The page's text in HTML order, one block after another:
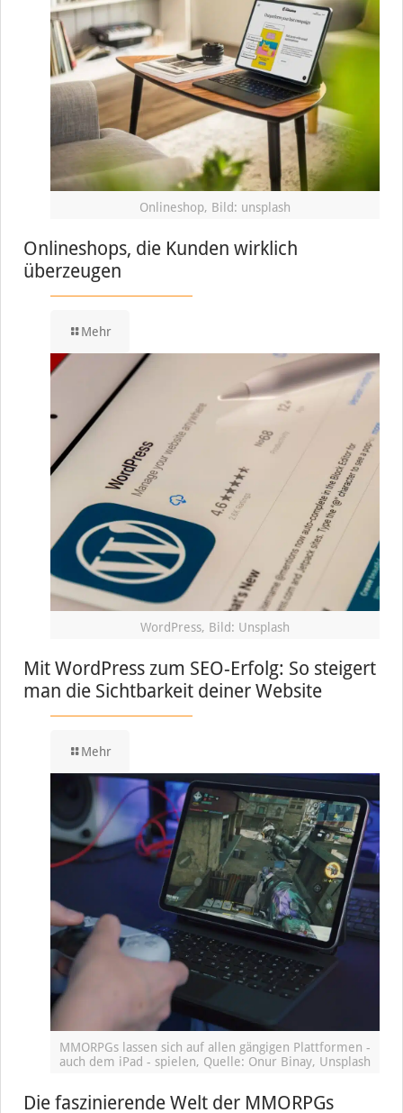
Onlineshop, Bild: unsplash
Onlineshops, die Kunden wirklich
überzeugen
Mehr
WordPress, Bild: Unsplash
Mit WordPress zum SEO-Erfolg: So steigert
man die Sichtbarkeit deiner Website
Mehr
MMORPGs lassen sich auf allen gängigen Plattformen -
auch dem iPad - spielen, Quelle: Onur Binay, Unsplash
Die faszinierende Welt der MMORPGs